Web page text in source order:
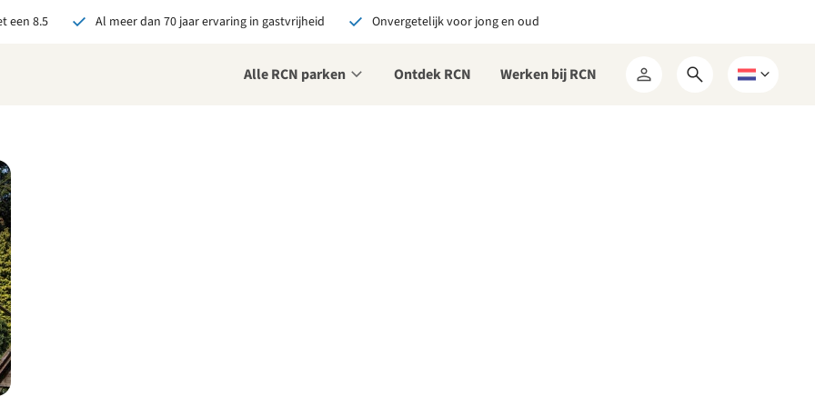
een 8.5 Al meer dan 70 jaar ervaring in gastvrijheid Onvergetelijk voor jong en oud
Alle RCN parken Ontdek RCN Werken bij RCN
Mijn
Open
Kies
bij RCN boekt, krijg je:
De beste prijsgarantie
Exclusieve voordelen
Persoonlijk contact
alle voordelen